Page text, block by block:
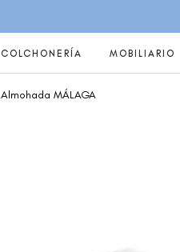
COLCHONERÍA MOBILIARIO
Almohada MÁLAGA